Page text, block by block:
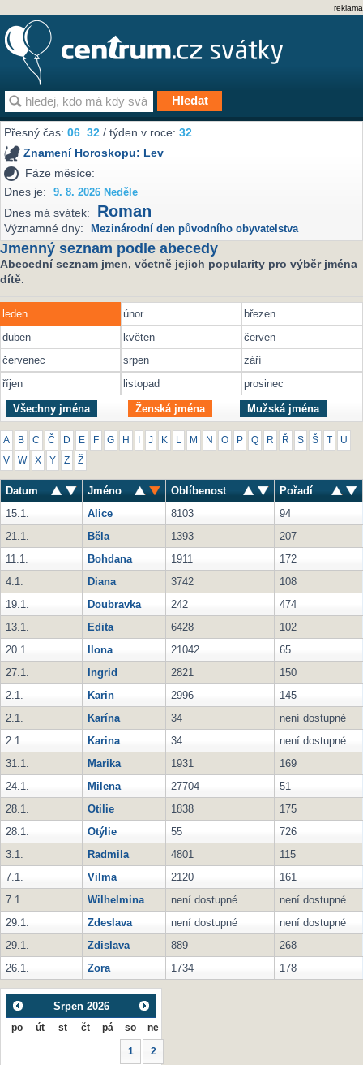
reklama
Přesný čas:06 32 / týden v roce:32
Znamení Horoskopu: Lev
Fáze měsíce:
Dnes je:
9. 8. 2026 Neděle
Dnes má svátek: Roman
Významné dny: Mezinárodní den původního obyvatelstva
Jmenný seznam podle abecedy
Abecední seznam jmen, včetně jejich popularity pro výběr jména
dítě.
leden únor
březen
duben
květen
červen
červenec
srpen
září
říjen
listopad prosinec
Všechny jména Ženská jména Mužská jména
A B C Č D E F G H J K M N O P Q R Ř S Š U
V W X Y Z Ž
Datum Jméno Oblíbenost
Pořadí
15.1.
Alice 8103
94
21.1.
Běla 1393
207
11.1.
Bohdana 1911
172
4.1.
Diana 3742
108
19.1.
Doubravka 242
474
13.1.
Edita 6428
102
20.1.
Ilona 21042
65
27.1.
Ingrid 2821
150
2.1.
Karin 2996
145
2.1.
Karína 34
není dostupné
2.1.
Karina 34
není dostupné
31.1.
Marika 1931
169
24.1.
Milena 27704
51
28.1.
Otilie 1838
175
28.1.
Otýlie 55
726
3.1.
Radmila 4801
115
7.1.
Vilma 2120
161
7.1.
Wilhelmina není dostupné
není dostupné
29.1.
Zdeslava není dostupné
není dostupné
29.1.
Zdislava 889
268
26.1.
Zora 1734 178
Srpen 2026
po út st čt pá so ne
1 2